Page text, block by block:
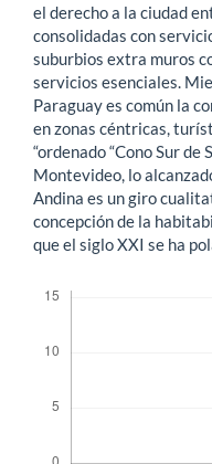
el derecho a la ciudad
consolidadas con
suburbios extra muros
servicios esenciales.
Paraguay es común la
en zonas céntricas,
“ordenado “Cono Sur
Montevideo, lo
Andina es un giro
concepción de la
que el siglo XXI se ha